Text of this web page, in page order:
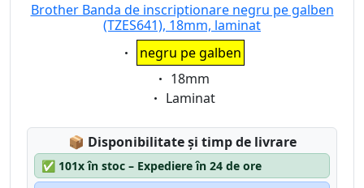
Brother Banda de inscriptionare negru pe galben
(TZES641), 18mm, laminat
Eigenschaft:
negru pe galben
Eigenschaft:
18mm
Eigenschaft:
Laminat
📦 Lagerstatus:
Disponibilitate și timp de livrare
✅ 101x în stoc – Expediere în 24 de ore